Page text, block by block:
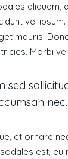
vel
mauris.
Morbi
sed
nec.
et ornare
est,